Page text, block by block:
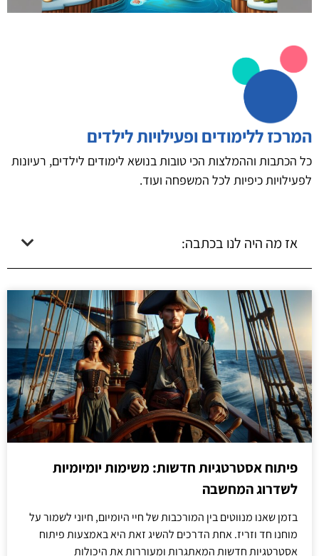
המרכז ללימודים ופעילויות לילדים
כל הכתבות וההמלצות הכי טובות בנושא לימודים לילדים, רעיונות
לפעילויות כיפיות לכל המשפחה ועוד.
אז מה היה לנו בכתבה:
פיתוח אסטרטגיות חדשות: משימות יומיומיות
לשדרוג המחשבה
בזמן שאנו מנווטים בין המורכבות של חיי היומיום, חיוני לשמור על
מוחנו חד וזריז. אחת הדרכים להשיג זאת היא באמצעות פיתוח
אסטרטגיות חדשות המאתגרות ומעוררות את היכולות